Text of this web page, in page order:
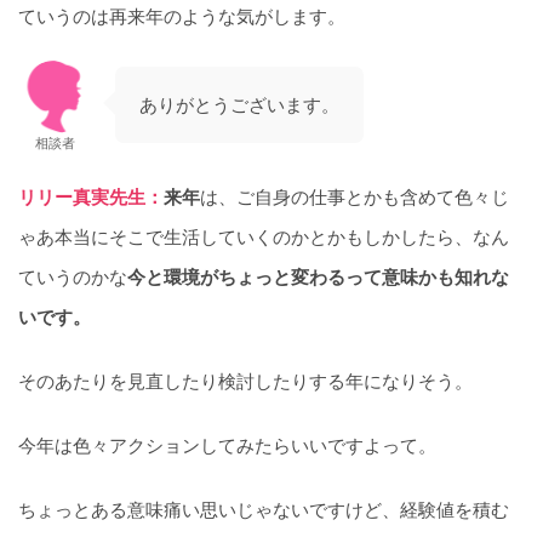
ていうのは再来年のような気がします。
相談者
ありがとうございます。
リリー真実先生： 来年は、ご自身の仕事とかも含めて色々じ
ゃあ本当にそこで生活していくのかとかもしかしたら、なん
ていうのかな今と環境がちょっと変わるって意味かも知れな
いです。
そのあたりを見直したり検討したりする年になりそう。
今年は色々アクションしてみたらいいですよって。
ちょっとある意味痛い思いじゃないですけど、経験値を積む